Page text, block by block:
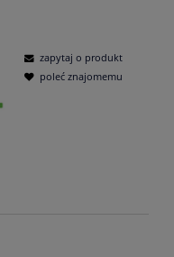
zapytaj o produkt
poleć znajomemu